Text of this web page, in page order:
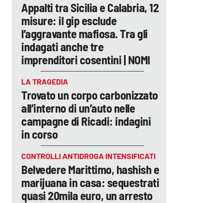
Appalti tra Sicilia e Calabria, 12
misure: il gip esclude
l’aggravante mafiosa. Tra gli
indagati anche tre
imprenditori cosentini | NOMI
LA TRAGEDIA
Trovato un corpo carbonizzato
all’interno di un’auto nelle
campagne di Ricadi: indagini
in corso
CONTROLLI ANTIDROGA INTENSIFICATI
Belvedere Marittimo, hashish e
marijuana in casa: sequestrati
quasi 20mila euro, un arresto